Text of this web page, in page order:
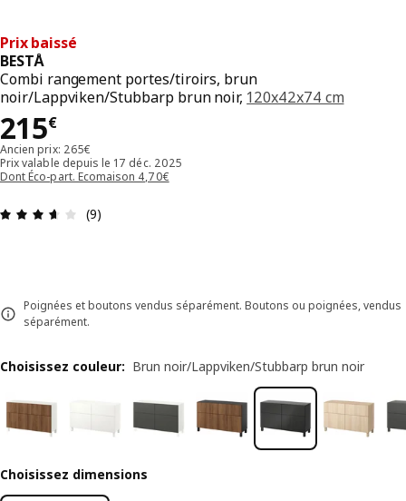
Prix baissé
BESTÅ
Combi rangement portes/tiroirs, brun
noir/Lappviken/Stubbarp brun noir, 120x42x74 cm
215€
Prix 215€
Ancien prix: 265€
Prix valable depuis le 17 déc. 2025
Dont Éco-part. Ecomaison 4,70€
Avis: 3.6 sur 5 étoiles Nombre total d'avis: 9
(9)
Poignées et boutons vendus séparément. Boutons ou poignées, vendus
séparément.
Choisissez couleur: Brun noir/Lappviken/Stubbarp brun noir
Choisissez dimensions